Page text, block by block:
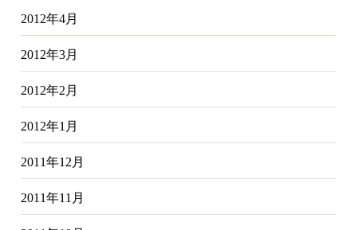
2012年4月
2012年3月
2012年2月
2012年1月
2011年12月
2011年11月